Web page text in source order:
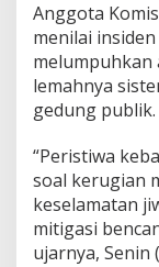
Anggota
menilai
melumpuhkan
lemahnya
gedung publik.
“Peristiwa
soal kerugian
keselamatan
mitigasi
ujarnya, Senin